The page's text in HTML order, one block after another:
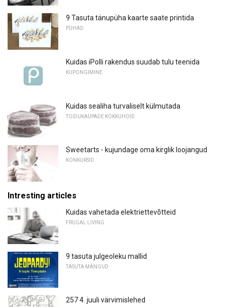
9 Tasuta tänupüha kaarte saate printida
PÜHAD
Kuidas iPolli rakendus suudab tulu teenida
KUPONGIMINE
Kuidas sealiha turvaliselt külmutada
TOIDUKAUPADE KOKKUHOID
Sweetarts - kujundage oma kirglik loojangud
KONKURSID
Intresting articles
Kuidas vahetada elektriettevõtteid
FRUGAL LIVING
9 tasuta julgeoleku mallid
TASUTA MÄNGUD
257 4. juuli värvimislehed